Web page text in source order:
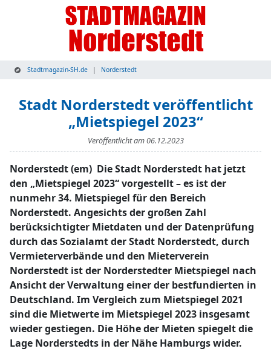
Stadtmagazin-SH.de Norderstedt
Stadt Norderstedt veröffentlicht
„Mietspiegel 2023“
Veröffentlicht am06.12.2023
Norderstedt (em) Die Stadt Norderstedt hat jetzt
den „Mietspiegel 2023“ vorgestellt – es ist der
nunmehr 34. Mietspiegel für den Bereich
Norderstedt. Angesichts der großen Zahl
berücksichtigter Mietdaten und der Datenprüfung
durch das Sozialamt der Stadt Norderstedt, durch
Vermieterverbände und den Mieterverein
Norderstedt ist der Norderstedter Mietspiegel nach
Ansicht der Verwaltung einer der bestfundierten in
Deutschland. Im Vergleich zum Mietspiegel 2021
sind die Mietwerte im Mietspiegel 2023 insgesamt
wieder gestiegen. Die Höhe der Mieten spiegelt die
Lage Norderstedts in der Nähe Hamburgs wider.